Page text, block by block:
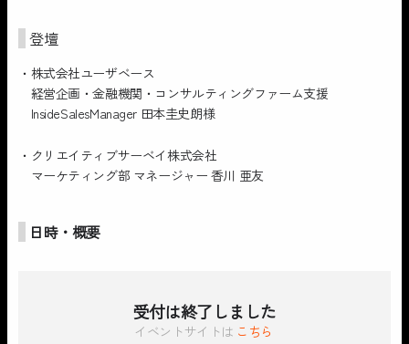
登壇
・株式会社ユーザベース
経営企画・金融機関・コンサルティングファーム支援
InsideSalesManager 田本圭史朗様
・クリエイティブサーベイ株式会社
マーケティング部 マネージャー 香川 亜友
日時・概要
受付は終了しました
イベントサイトは こちら